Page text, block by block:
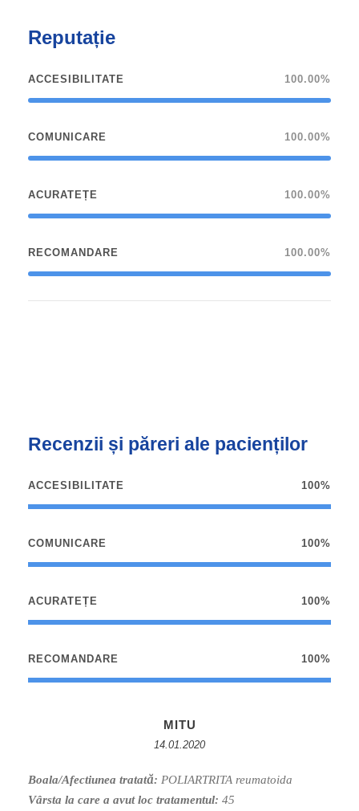
Reputație
ACCESIBILITATE 100.00%
COMUNICARE 100.00%
ACURATEȚE 100.00%
RECOMANDARE 100.00%
Recenzii și păreri ale pacienților
ACCESIBILITATE 100%
COMUNICARE 100%
ACURATEȚE 100%
RECOMANDARE 100%
MITU
14.01.2020
Boala/Afectiunea tratată: POLIARTRITA reumatoida
Vârsta la care a avut loc tratamentul: 45